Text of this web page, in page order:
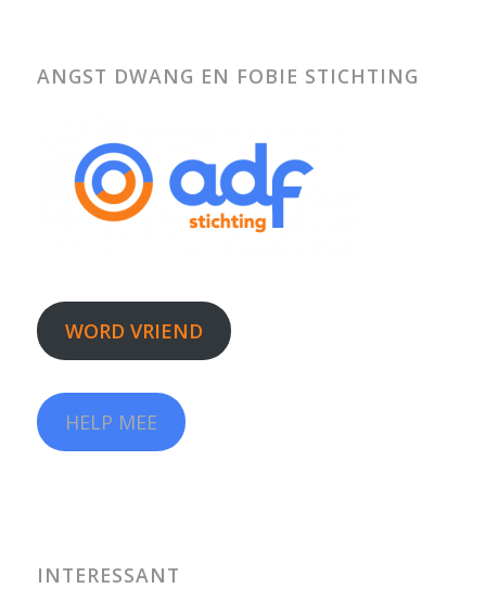
ANGST DWANG EN FOBIE STICHTING
WORD VRIEND
HELP MEE
INTERESSANT